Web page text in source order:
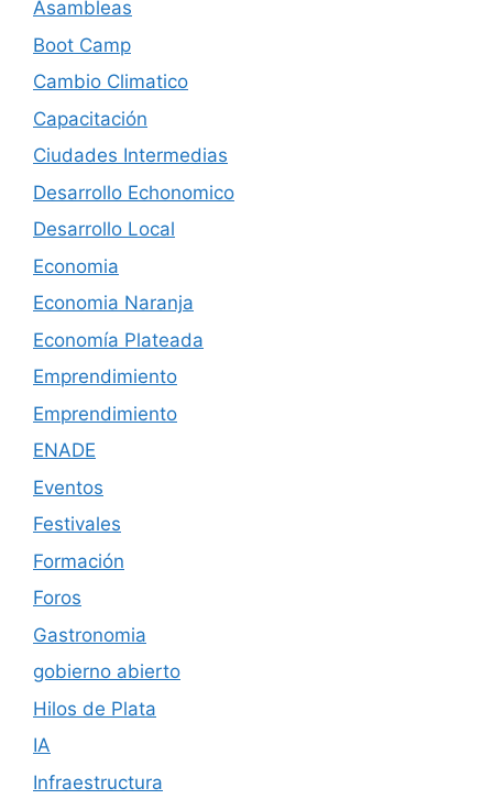
Asambleas
Boot Camp
Cambio Climatico
Capacitación
Ciudades Intermedias
Desarrollo Echonomico
Desarrollo Local
Economia
Economia Naranja
Economía Plateada
Emprendimiento
Emprendimiento
ENADE
Eventos
Festivales
Formación
Foros
Gastronomia
gobierno abierto
Hilos de Plata
IA
Infraestructura